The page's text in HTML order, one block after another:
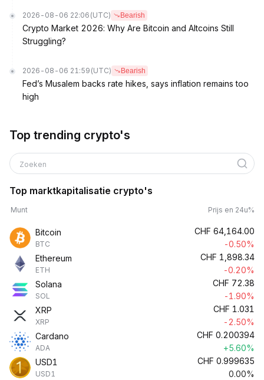
2026-08-06 22:06 (UTC) Bearish
Crypto Market 2026: Why Are Bitcoin and Altcoins Still
Struggling?
2026-08-06 21:59 (UTC) Bearish
Fed’s Musalem backs rate hikes, says inflation remains too
high
Top trending crypto's
Zoeken
Top marktkapitalisatie crypto's
Munt Prijs en 24u%
Bitcoin
BTC
CHF 64,164.00
-0.50%
Ethereum
ETH
CHF 1,898.34
-0.20%
Solana
SOL
CHF 72.38
-1.90%
XRP
XRP
CHF 1.031
-2.50%
Cardano
ADA
CHF 0.200394
+5.60%
USD1
USD1
CHF 0.999635
0.00%